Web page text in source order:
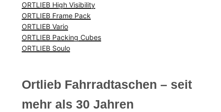
ORTLIEB High Visibility
ORTLIEB Frame Pack
ORTLIEB Vario
ORTLIEB Packing Cubes
ORTLIEB Soulo
Ortlieb Fahrradtaschen – seit
mehr als 30 Jahren